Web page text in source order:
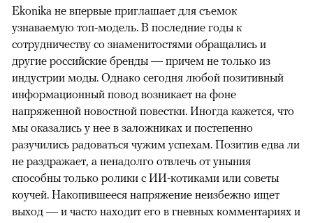
Ekonika не впервые приглашает для съемок
узнаваемую топ-модель. В последние годы к
сотрудничеству со знаменитостями обращались и
другие российские бренды — причем не только из
индустрии моды. Однако сегодня любой позитивный
информационный повод возникает на фоне
напряженной новостной повестки. Иногда кажется, что
мы оказались у нее в заложниках и постепенно
разучились радоваться чужим успехам. Позитив едва ли
не раздражает, а ненадолго отвлечь от уныния
способны только ролики с ИИ-котиками или советы
коучей. Накопившееся напряжение неизбежно ищет
выход — и часто находит его в гневных комментариях и